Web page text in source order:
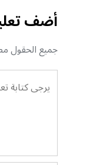
أضف
جميع الحقول